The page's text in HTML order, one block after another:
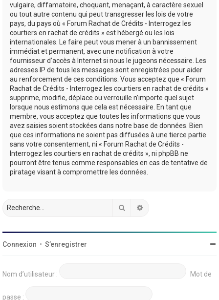
vulgaire, diffamatoire, choquant, menaçant, à caractère sexuel
ou tout autre contenu qui peut transgresser les lois de votre
pays, du pays où « Forum Rachat de Crédits - Interrogez les
courtiers en rachat de crédits » est hébergé ou les lois
internationales. Le faire peut vous mener à un bannissement
immédiat et permanent, avec une notification à votre
fournisseur d’accès à Internet si nous le jugeons nécessaire. Les
adresses IP de tous les messages sont enregistrées pour aider
au renforcement de ces conditions. Vous acceptez que « Forum
Rachat de Crédits - Interrogez les courtiers en rachat de crédits »
supprime, modifie, déplace ou verrouille n’importe quel sujet
lorsque nous estimons que cela est nécessaire. En tant que
membre, vous acceptez que toutes les informations que vous
avez saisies soient stockées dans notre base de données. Bien
que ces informations ne soient pas diffusées à une tierce partie
sans votre consentement, ni « Forum Rachat de Crédits -
Interrogez les courtiers en rachat de crédits », ni phpBB ne
pourront être tenus comme responsables en cas de tentative de
piratage visant à compromettre les données.
Rechercher
Connexion • S’enregistrer
Nom d’utilisateur : Mot de
passe :